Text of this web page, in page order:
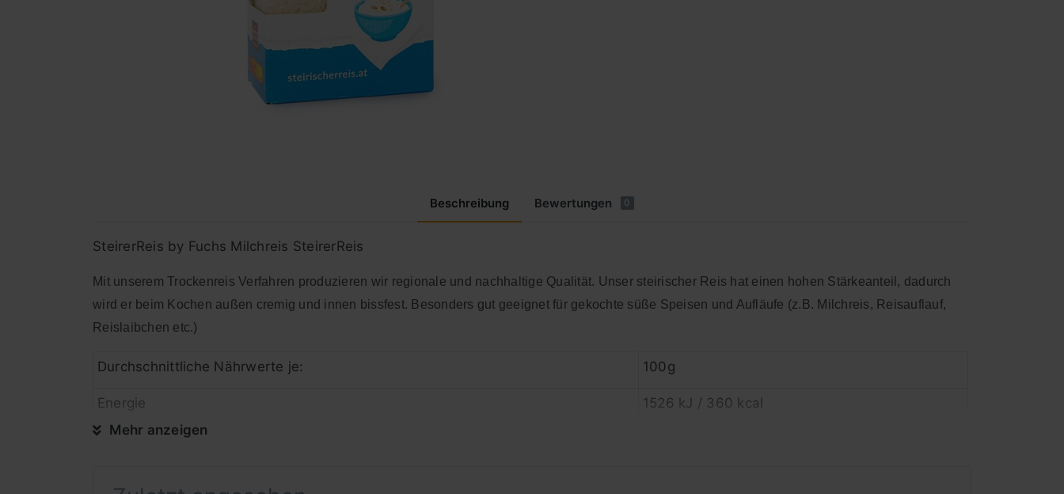
Beschreibung Bewertungen 0
SteirerReis by Fuchs Milchreis SteirerReis
Mit unserem Trockenreis Verfahren produzieren wir regionale und nachhaltige Qualität. Unser steirischer Reis hat einen hohen Stärkeanteil, dadurch
wird er beim Kochen außen cremig und innen bissfest. Besonders gut geeignet für gekochte süße Speisen und Aufläufe (z.B. Milchreis, Reisauflauf,
Reislaibchen etc.)
Durchschnittliche Nährwerte je: 100g
Energie 1526 kJ / 360 kcal
Fett
Mehr anzeigen